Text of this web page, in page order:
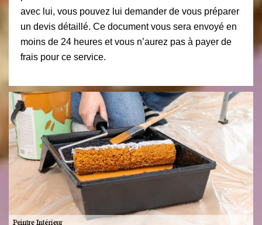
avec lui, vous pouvez lui demander de vous préparer
un devis détaillé. Ce document vous sera envoyé en
moins de 24 heures et vous n’aurez pas à payer de
frais pour ce service.